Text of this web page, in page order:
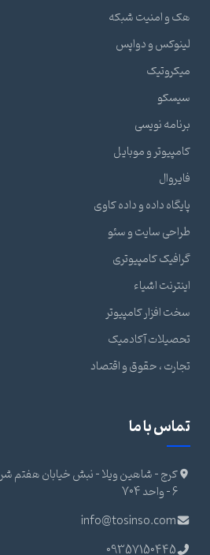
هک و امنیت شبکه
لینوکس و دواپس
میکروتیک
سیسکو
برنامه نویسی
کامپیوتر و موبایل
فایروال
پایگاه داده و داده کاوی
طراحی سایت و سئو
گرافیک کامپیوتری
اینترنت اشیاء
سخت افزار کامپیوتر
تحصیلات آکادمیک
تجارت ، حقوق و اقتصاد
تماس با ما
کرج - شاهین ویلا - نبش خیابان هفتم
6 - واحد 704
info@tosinso.com
09357150445